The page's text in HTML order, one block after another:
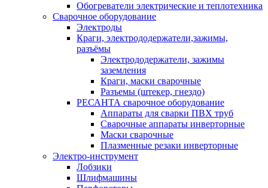
Обогреватели электрические и теплотехника
Сварочное оборудование
Электроды
Краги, электрододержатели,зажимы,
разъёмы
Электрододержатели, зажимы
заземления
Краги, маски сварочные
Разъемы (штекер, гнездо)
РЕСАНТА сварочное оборудование
Аппараты для сварки ПВХ труб
Сварочные аппараты инверторные
Маски сварочные
Плазменные резаки инверторные
Электро-инструмент
Лобзики
Шлифмашины